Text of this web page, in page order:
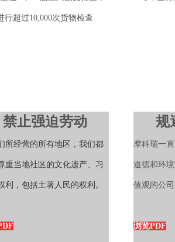
行超过10,000次货物检查
禁止强迫劳动 规
所经营的所有地区，我们都
重当地社区的文化遗产、习
利，包括土著人民的权利。
摩科瑞一
道德和环
值观的公
浏览PDF